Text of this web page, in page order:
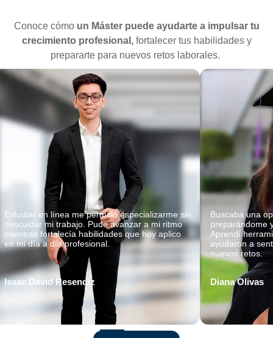
Conoce cómo un Máster puede ayudarte a impulsar tu
crecimiento profesional,fortalecer tus habilidades y
prepararte para nuevos retos laborales.
Estudiar en línea me permitió especializarme sin
descuidar mi trabajo. Pude avanzar a mi ritmo
mientras fortalecía habilidades que hoy aplico
en mi día a día profesional.
Isaac David Resendiz
Buscaba una
preparándome
Aprendí
ayudaron a
nuevos retos.
Diana Olivas